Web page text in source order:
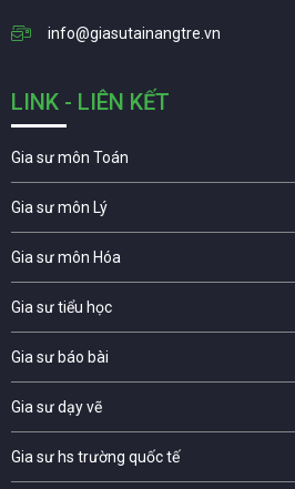
info@giasutainangtre.vn
LINK - LIÊN KẾT
Gia sư môn Toán
Gia sư môn Lý
Gia sư môn Hóa
Gia sư tiểu học
Gia sư báo bài
Gia sư dạy vẽ
Gia sư hs trường quốc tế